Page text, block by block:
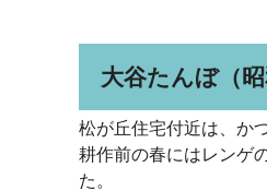
大谷たんぼ（昭
松が丘住宅付近は、か
耕作前の春にはレンゲ
た。